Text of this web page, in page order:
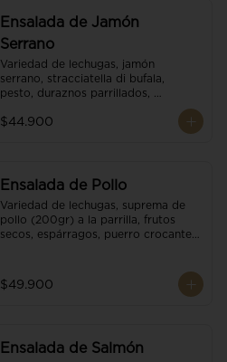
Ensalada de Jamón
Serrano
Variedad de lechugas, jamón
serrano, stracciatella di bufala,
pesto, duraznos parrillados,
tomate cherry y vinagreta
$44.900
Ensalada de Pollo
Variedad de lechugas, suprema de
pollo (200gr) a la parrilla, frutos
secos, espárragos, puerro crocante,
balsámico.
$49.900
Ensalada de Salmón